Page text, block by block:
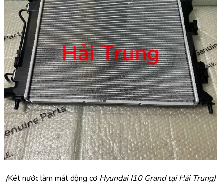
(Két nước làm mát động cơ Hyundai I10 Grand tại Hải Trung)